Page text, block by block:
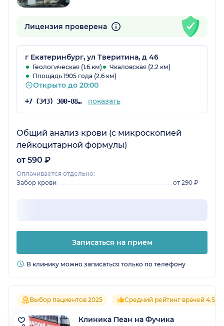
Лицензия проверена
г Екатеринбург, ул Тверитина, д 46
Геологическая (1.6 км)
Чкаловская (2.2 км)
Площадь 1905 года (2.6 км)
Открыто до 20:00
+7 (343) 300-88-69 показать
Общий анализ крови (с микроскопией
лейкоцитарной формулы)
от 590 ₽
Оплачивается отдельно:
Забор крови
от 290 ₽
Записаться на прием
В клинику можно записаться только по телефону
Выбор пациентов 2025 Средний рейтинг врачей 4.5
Клиника Пеан на Фучика